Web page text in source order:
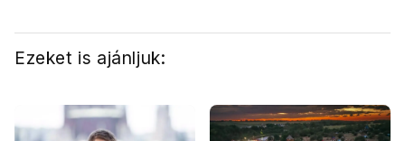
Ezeket is ajánljuk: